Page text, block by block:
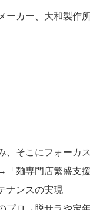
カー、大和製作
そこにフォーカ
麺専門店繁盛支
ナンスの実現